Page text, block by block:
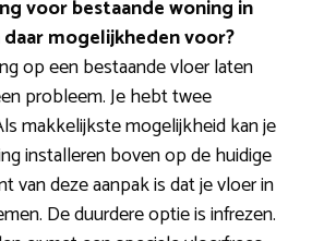
voor bestaande woning in
daar mogelijkheden voor?
op een bestaande vloer laten
probleem. Je hebt twee
makkelijkste mogelijkheid kan je
installeren boven op de huidige
van deze aanpak is dat je vloer in
De duurdere optie is infrezen.